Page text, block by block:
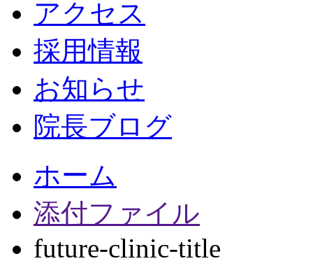
アクセス
採用情報
お知らせ
院長ブログ
ホーム
添付ファイル
future-clinic-title